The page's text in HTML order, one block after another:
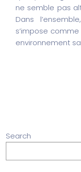
ne semble pas
Dans
s’impose
environnement
Search